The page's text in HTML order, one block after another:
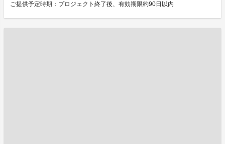
ご提供予定時期：プロジェクト終了後、有効期限約90日以内